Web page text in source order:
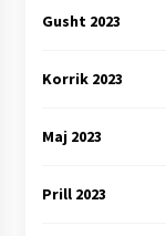
Gusht 2023
Korrik 2023
Maj 2023
Prill 2023